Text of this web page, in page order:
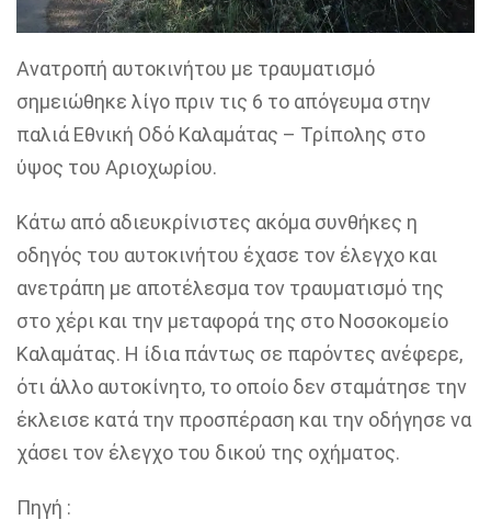
Ανατροπή αυτοκινήτου με τραυματισμό
σημειώθηκε λίγο πριν τις 6 το απόγευμα στην
παλιά Εθνική Οδό Καλαμάτας – Τρίπολης στο
ύψος του Αριοχωρίου.
Κάτω από αδιευκρίνιστες ακόμα συνθήκες η
οδηγός του αυτοκινήτου έχασε τον έλεγχο και
ανετράπη με αποτέλεσμα τον τραυματισμό της
στο χέρι και την μεταφορά της στο Νοσοκομείο
Καλαμάτας. Η ίδια πάντως σε παρόντες ανέφερε,
ότι άλλο αυτοκίνητο, το οποίο δεν σταμάτησε την
έκλεισε κατά την προσπέραση και την οδήγησε να
χάσει τον έλεγχο του δικού της οχήματος.
Πηγή :